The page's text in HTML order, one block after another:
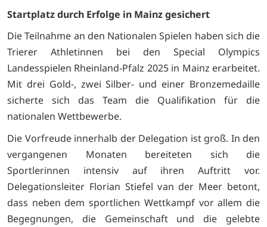
Startplatz durch Erfolge in Mainz gesichert
Die Teilnahme an den Nationalen Spielen haben sich die
Trierer Athletinnen bei den Special Olympics
Landesspielen Rheinland-Pfalz 2025 in Mainz erarbeitet.
Mit drei Gold-, zwei Silber- und einer Bronzemedaille
sicherte sich das Team die Qualifikation für die
nationalen Wettbewerbe.
Die Vorfreude innerhalb der Delegation ist groß. In den
vergangenen Monaten bereiteten sich die
Sportlerinnen intensiv auf ihren Auftritt vor.
Delegationsleiter Florian Stiefel van der Meer betont,
dass neben dem sportlichen Wettkampf vor allem die
Begegnungen, die Gemeinschaft und die gelebte